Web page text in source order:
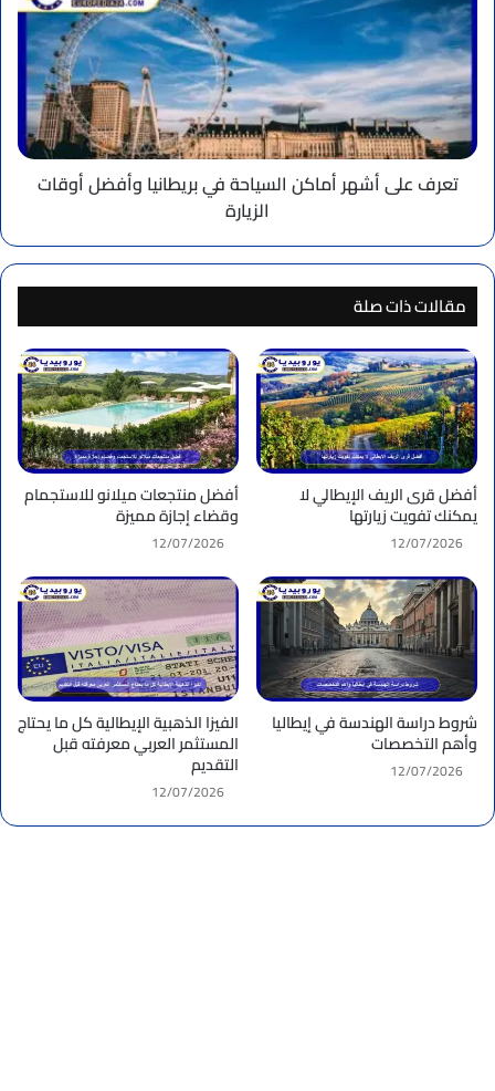
أشهر
أماكن
السياحة
في
بريطانيا
وأفضل
أوقات
الزيارة
تعرف على أشهر أماكن السياحة في بريطانيا وأفضل أوقات
الزيارة
مقالات ذات صلة
أفضل قرى الريف الإيطالي لا
يمكنك تفويت زيارتها
12/07/2026
أفضل منتجعات ميلانو للاستجمام
وقضاء إجازة مميزة
12/07/2026
شروط دراسة الهندسة في إيطاليا
وأهم التخصصات
12/07/2026
الفيزا الذهبية الإيطالية كل ما يحتاج
المستثمر العربي معرفته قبل
التقديم
12/07/2026